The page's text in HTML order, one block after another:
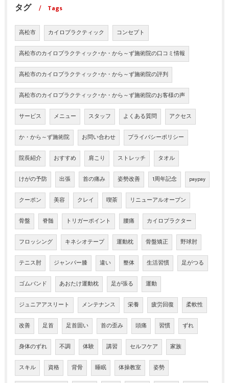
タグ Tags
高松市 カイロプラクティック コンセプト
高松市のカイロプラクティック･か・から～ず施術院の口コミ情報
高松市のカイロプラクティック･か・から～ず施術院の評判
高松市のカイロプラクティック･か・から～ず施術院のお客様の声
サービス メニュー スタッフ よくある質問 アクセス
か・から～ず施術院 お問い合わせ プライバシーポリシー
院長紹介 おすすめ 肩こり ストレッチ タオル
けがの予防 出張 首の痛み 姿勢改善 1周年記念 paypay
クーポン 美容 クレイ 喫茶 リニューアルオープン
骨盤 脊髄 トリガーポイント 腰痛 カイロプラクター
フロッシング キネシオテープ 運動枕 骨盤矯正 野球肘
テニス肘 ジャンパー膝 違い 整体 生活習慣 足がつる
ゴムバンド あおたけ運動枕 足が張る 運動
ジュニアアスリート メンテナンス 栄養 疲労回復 柔軟性
改善 足首 足首固い 首の歪み 頭痛 習慣 ずれ
身体のずれ 不調 体験 講習 セルフケア 家族
スキル 資格 背骨 睡眠 体操教室 姿勢